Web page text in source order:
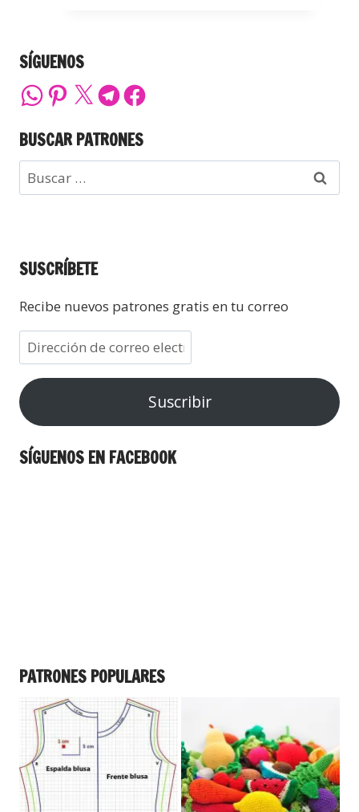
SÍGUENOS
BUSCAR PATRONES
SUSCRÍBETE
Recibe nuevos patrones gratis en tu correo
Suscribir
SÍGUENOS EN FACEBOOK
PATRONES POPULARES